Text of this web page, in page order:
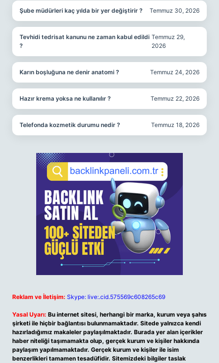
Şube müdürleri kaç yılda bir yer değiştirir ? Temmuz 30, 2026
Tevhidi tedrisat kanunu ne zaman kabul edildi
?
Temmuz 29,
2026
Karın boşluğuna ne denir anatomi ? Temmuz 24, 2026
Hazır krema yoksa ne kullanılır ? Temmuz 22, 2026
Telefonda kozmetik durumu nedir ? Temmuz 18, 2026
Reklam ve İletişim: Skype: live:.cid.575569c608265c69
Yasal Uyarı: Bu internet sitesi, herhangi bir marka, kurum veya şahıs
şirketi ile hiçbir bağlantısı bulunmamaktadır. Sitede yalnızca kendi
hazırladığımız makaleler paylaşılmaktadır. Burada yer alan içerikler
haber niteliği taşımamakta olup, gerçek kurum ve kişiler hakkında
paylaşım yapılmamaktadır. Gerçek kurum ve kişiler ile isim
benzerlikleri tamamen tesadüfidir. Sitemizdeki bilgiler taslak